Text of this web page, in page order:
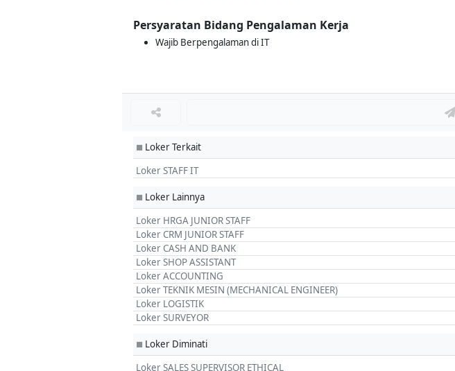
Persyaratan Bidang Pengalaman Kerja
Wajib Berpengalaman di IT
■ Loker Terkait
Loker STAFF IT
■ Loker Lainnya
Loker HRGA JUNIOR STAFF
Loker CRM JUNIOR STAFF
Loker CASH AND BANK
Loker SHOP ASSISTANT
Loker ACCOUNTING
Loker TEKNIK MESIN (MECHANICAL ENGINEER)
Loker LOGISTIK
Loker SURVEYOR
■ Loker Diminati
Loker SALES SUPERVISOR ETHICAL